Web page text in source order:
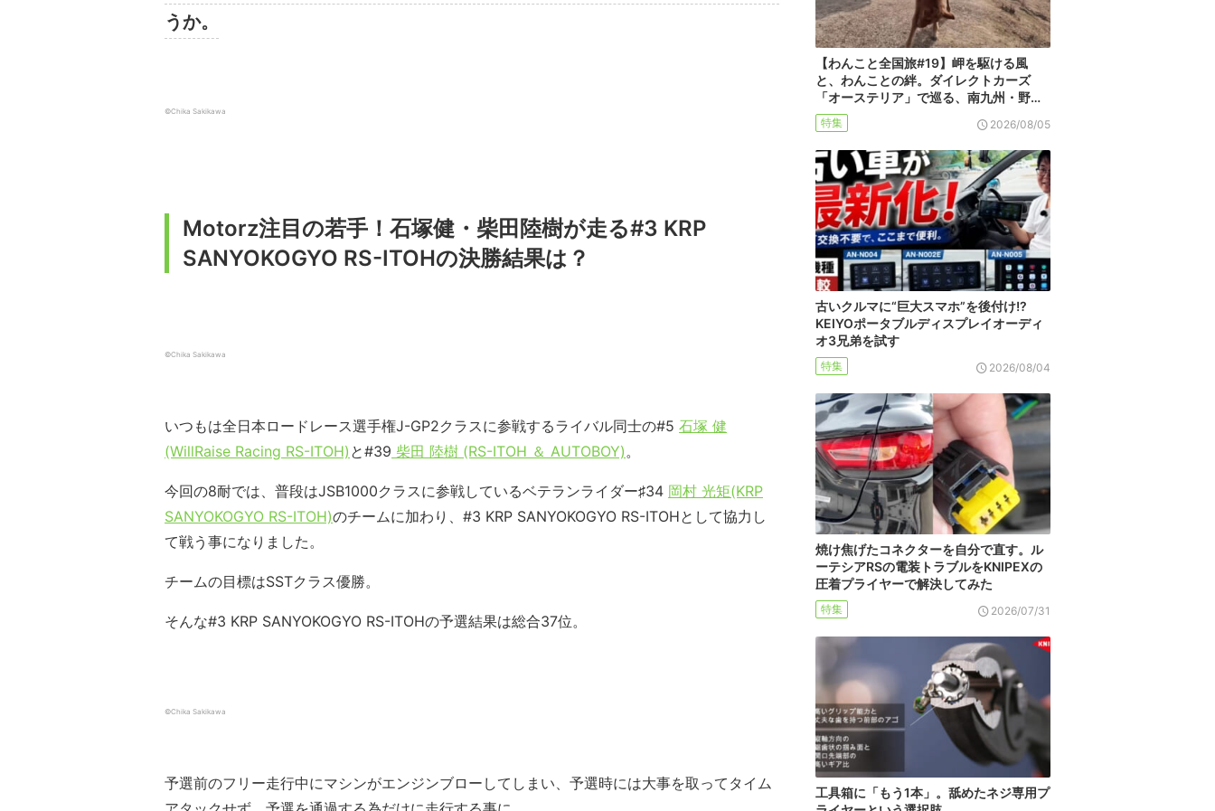
うか。
©Chika Sakikawa
Motorz注目の若手！石塚健・柴田陸樹が走る#3 KRP
SANYOKOGYO RS-ITOHの決勝結果は？
©Chika Sakikawa
いつもは全日本ロードレース選手権J-GP2クラスに参戦するライバル同士の#5 石塚 健
(WillRaise Racing RS-ITOH) と#39 柴田 陸樹 (RS-ITOH ＆ AUTOBOY)。
今回の8耐では、普段はJSB1000クラスに参戦しているベテランライダー♯34 岡村 光矩(KRP
SANYOKOGYO RS-ITOH)のチームに加わり、#3 KRP SANYOKOGYO RS-ITOHとして協力し
て戦う事になりました。
チームの目標はSSTクラス優勝。
そんな#3 KRP SANYOKOGYO RS-ITOHの予選結果は総合37位。
©Chika Sakikawa
予選前のフリー走行中にマシンがエンジンブローしてしまい、予選時には大事を取ってタイム
【わんこと全国旅#19】岬を駆ける風
と、わんことの絆。ダイレクトカーズ
「オーステリア」で巡る、南九州・野…
特集 2026/08/05
古いクルマに“巨大スマホ”を後付け!?
KEIYOポータブルディスプレイオーディ
オ3兄弟を試す
特集 2026/08/04
焼け焦げたコネクターを自分で直す。ル
ーテシアRSの電装トラブルをKNIPEXの
圧着プライヤーで解決してみた
特集 2026/07/31
工具箱に「もう1本」。舐めたネジ専用プ